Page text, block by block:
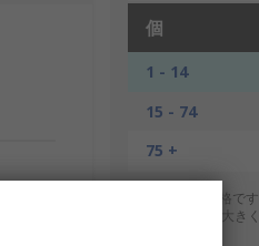
個
1 - 14
15 - 74
75 +
* 表示は参考価格で
お、上記数量を大